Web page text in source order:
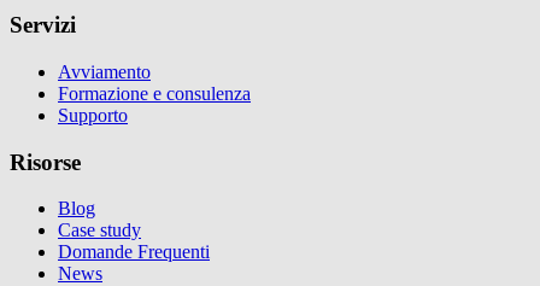
Servizi
Avviamento
Formazione e consulenza
Supporto
Risorse
Blog
Case study
Domande Frequenti
News